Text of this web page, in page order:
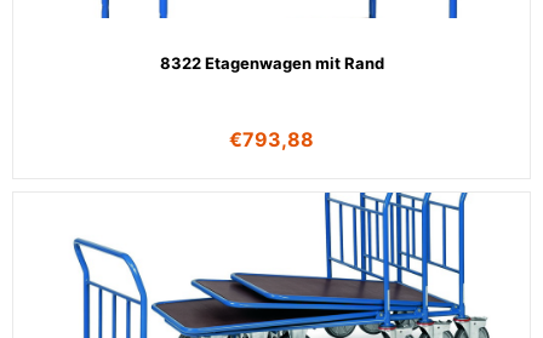
8322 Etagenwagen mit Rand
€793,88